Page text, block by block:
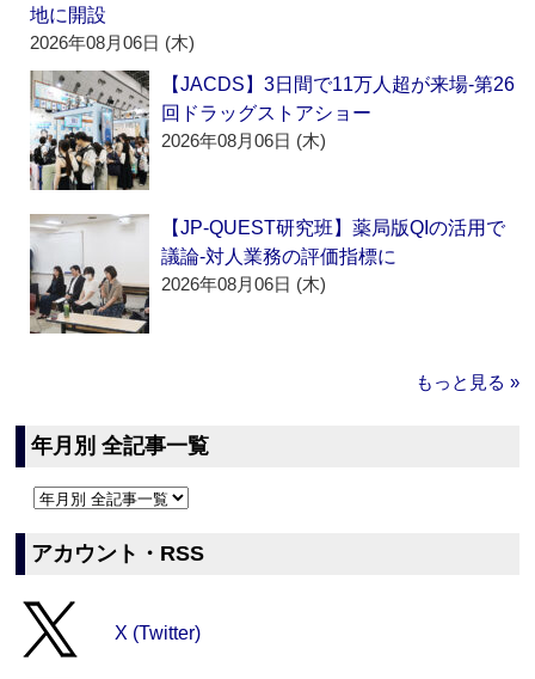
地に開設
2026年08月06日 (木)
【JACDS】3日間で11万人超が来場‐第26
回ドラッグストアショー
2026年08月06日 (木)
【JP-QUEST研究班】薬局版QIの活用で
議論‐対人業務の評価指標に
2026年08月06日 (木)
もっと見る »
年月別 全記事一覧
アカウント・RSS
X (Twitter)